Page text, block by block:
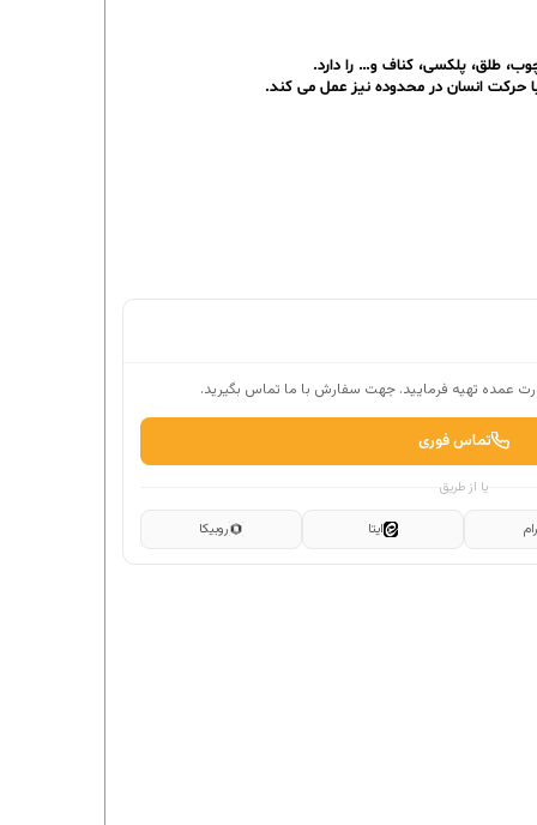
عمده تهیه فرمایید. جهت سفارش با ما تماس بگیرید.
تماس فوری
یا از طریق
ایتا روبیکا